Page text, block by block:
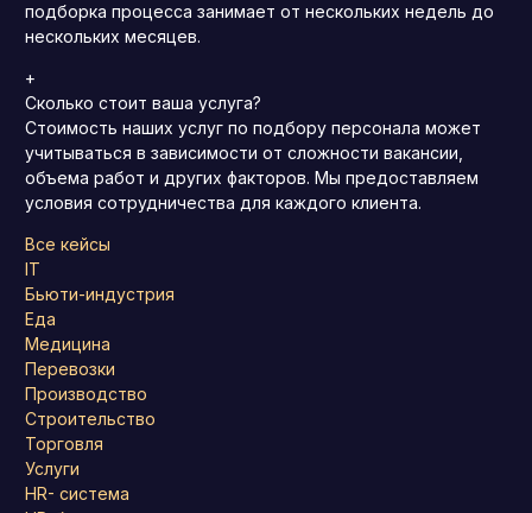
подборка процесса занимает от нескольких недель до
нескольких месяцев.
+
Сколько стоит ваша услуга?
Стоимость наших услуг по подбору персонала может
учитываться в зависимости от сложности вакансии,
объема работ и других факторов. Мы предоставляем
условия сотрудничества для каждого клиента.
Все кейсы
IT
Бьюти-индустрия
Еда
Медицина
Перевозки
Производство
Строительство
Торговля
Услуги
HR- система